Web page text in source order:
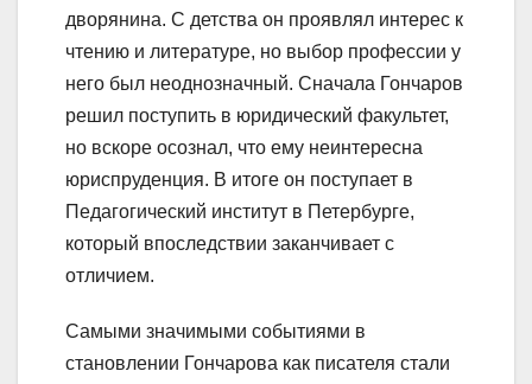
дворянина. С детства он проявлял интерес к
чтению и литературе, но выбор профессии у
него был неоднозначный. Сначала Гончаров
решил поступить в юридический факультет,
но вскоре осознал, что ему неинтересна
юриспруденция. В итоге он поступает в
Педагогический институт в Петербурге,
который впоследствии заканчивает с
отличием.
Самыми значимыми событиями в
становлении Гончарова как писателя стали